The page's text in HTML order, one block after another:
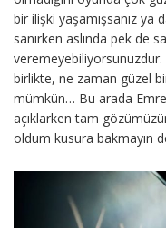
bir ilişki yaşamışsanız ya
sanırken aslında pek de
birlikte, ne zaman güzel
mümkün… Bu arada
açıklarken tam
oldum kusura bakmayın